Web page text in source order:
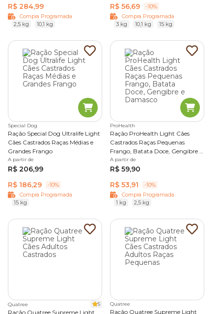
R$ 284,99
Compra Programada
2,5 kg
10,1 kg
R$ 56,69
-10%
Compra Programada
3 kg
10,1 kg 15 kg
Special Dog
Ração Special Dog Ultralife Light
Cães Castrados Raças Médias e
Grandes Frango
A partir de
R$ 206,99
R$ 186,29
-10%
Compra Programada
15 kg
ProHealth
Ração ProHealth Light Cães
Castrados Raças Pequenas
Frango, Batata Doce, Gengibre e
Damasco
A partir de
R$ 59,90
R$ 53,91
-10%
Compra Programada
1 kg
2,5 kg
Quatree 5
Ração Quatree Supreme Light
Quatree
Ração Quatree Supreme Light